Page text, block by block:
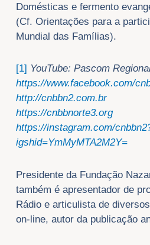
Domésticas e fermento
(Cf. Orientações para a
Mundial das Famílias).
[1] YouTube: Pascom
https://www.facebook.com/
http://cnbbn2.com.br
https://cnbbnorte3.org
https://instagram.com/
igshid=YmMyMTA2M2Y=
Presidente da Fundação
também é apresentador de
Rádio e articulista de
on-line, autor da publicação